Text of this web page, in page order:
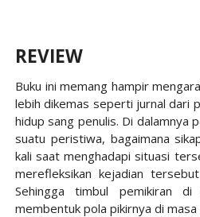
REVIEW
Buku ini memang hampir
lebih dikemas seperti jurnal dari
hidup sang penulis. Di dalamnya
suatu peristiwa, bagaimana
kali saat menghadapi situasi
merefleksikan kejadian
Sehingga timbul pemikiran
membentuk pola pikirnya di masa